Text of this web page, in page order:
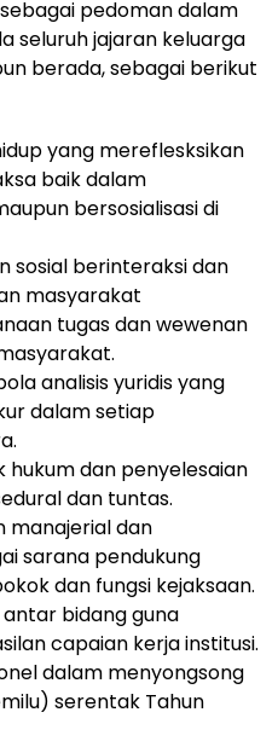
pedoman dalam
seluruh jajaran keluarga
berada, sebagai berikut
yang mereflesksikan
baik dalam
bersosialisasi di
sosial berinteraksi dan
masyarakat
tugas dan wewenan
analisis yuridis yang
dalam setiap
hukum dan penyelesaian
dan tuntas.
manajerial dan
sarana pendukung
dan fungsi kejaksaan.
bidang guna
capaian kerja institusi.
dalam menyongsong
serentak Tahun